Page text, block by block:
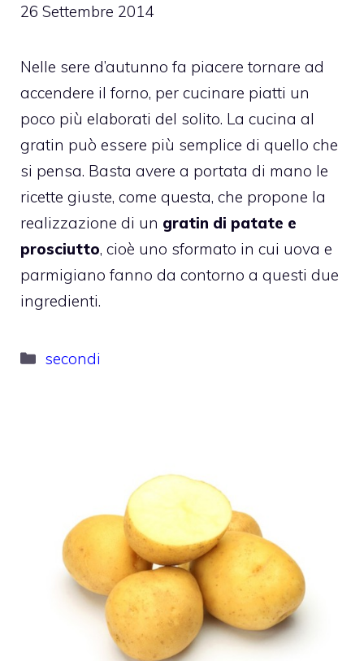
26 Settembre 2014
Nelle sere d’autunno fa piacere tornare ad
accendere il forno, per cucinare piatti un
poco più elaborati del solito. La cucina al
gratin può essere più semplice di quello che
si pensa. Basta avere a portata di mano le
ricette giuste, come questa, che propone la
realizzazione di un gratin di patate e
prosciutto, cioè uno sformato in cui uova e
parmigiano fanno da contorno a questi due
ingredienti.
Categorie
secondi